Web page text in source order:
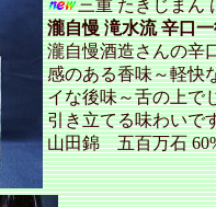
三重 たきじまん
瀧自慢 滝水流 辛口
瀧自慢酒造さんの辛
感のある香味～軽快
イな後味～舌の上で
引き立てる味わいで
山田錦 五百万石